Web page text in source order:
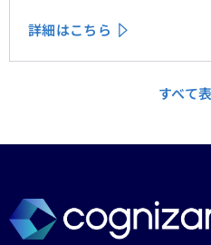
いる」「理解されている」と
詳細はこちら
すべて